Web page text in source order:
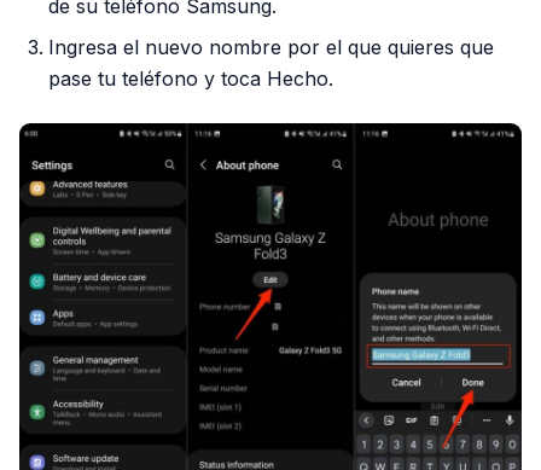
de su teléfono Samsung.
Ingresa el nuevo nombre por el que quieres que
pase tu teléfono y toca Hecho.